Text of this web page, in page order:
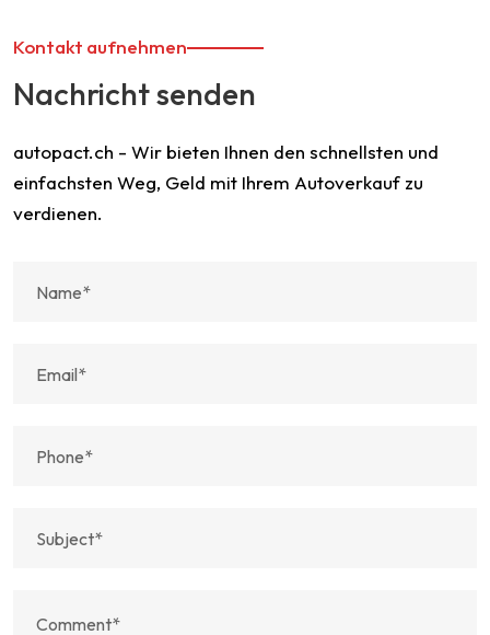
Kontakt aufnehmen
Nachricht senden
autopact.ch - Wir bieten Ihnen den schnellsten und
einfachsten Weg, Geld mit Ihrem Autoverkauf zu
verdienen.